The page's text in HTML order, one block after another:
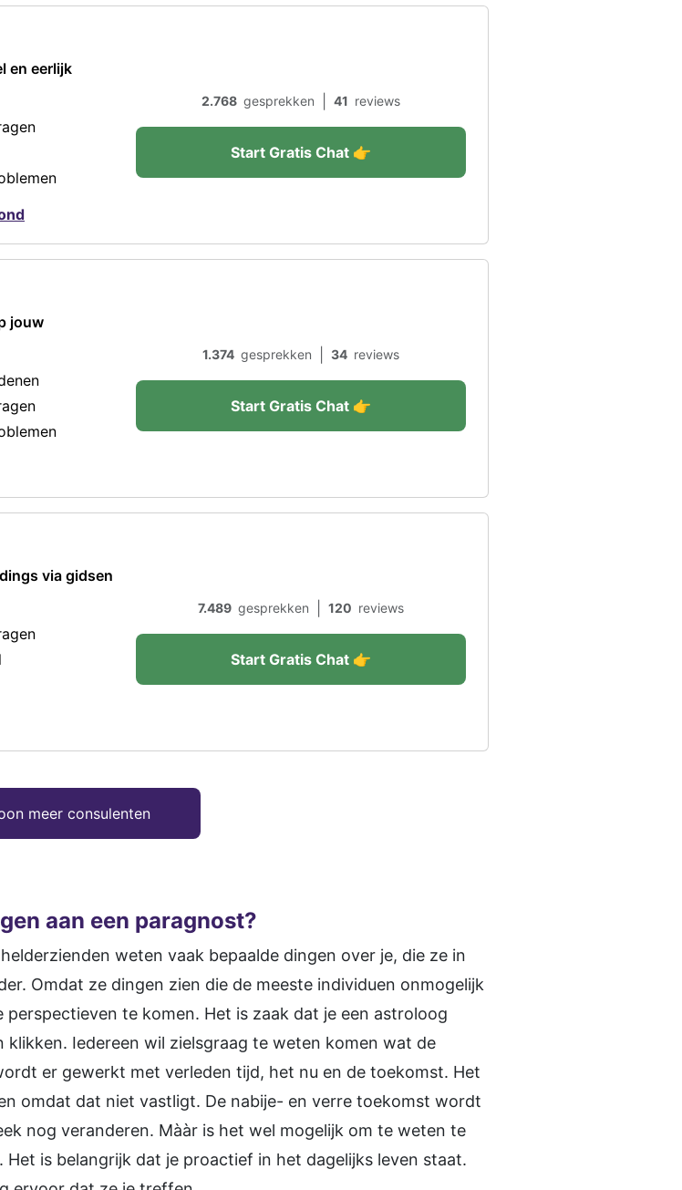
en eerlijk
41 reviews
2.768 gesprekken
Start Gratis Chat 👉
jouw
34 reviews
1.374 gesprekken
Start Gratis Chat 👉
via gidsen
120 reviews
7.489 gesprekken
Start Gratis Chat 👉
meer consulenten
aan een paragnost?
weten vaak bepaalde dingen over je, die ze in
Omdat ze dingen zien die de meeste individuen onmogelijk
te komen. Het is zaak dat je een astroloog
Iedereen wil zielsgraag te weten komen wat de
er gewerkt met verleden tijd, het nu en de toekomst. Het
omdat dat niet vastligt. De nabije- en verre toekomst wordt
nog veranderen. Mààr is het wel mogelijk om te weten te
is belangrijk dat je proactief in het dagelijks leven staat.